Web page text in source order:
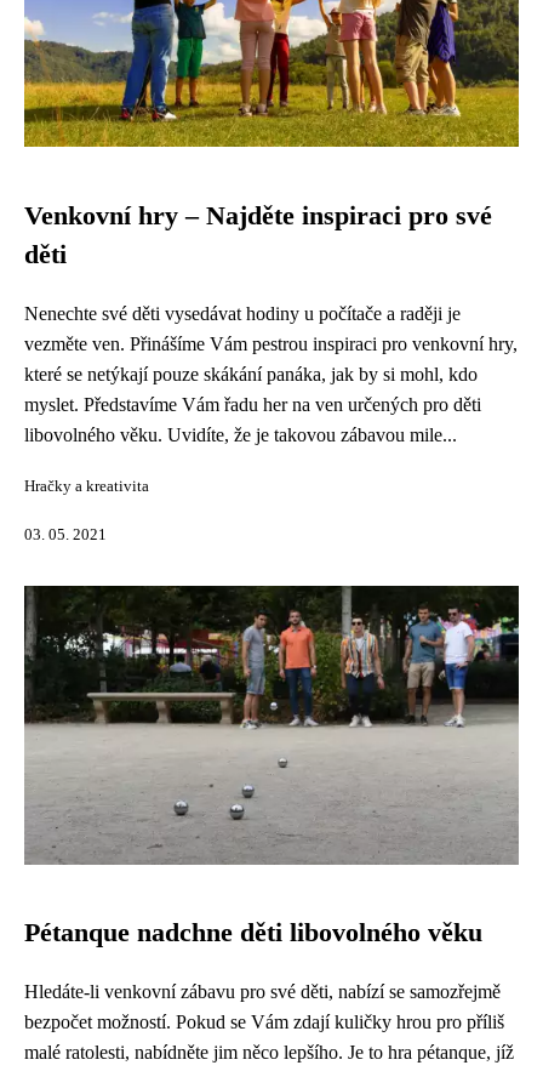
Venkovní hry – Najděte inspiraci pro své
děti
Nenechte své děti vysedávat hodiny u počítače a raději je
vezměte ven. Přinášíme Vám pestrou inspiraci pro venkovní hry,
které se netýkají pouze skákání panáka, jak by si mohl, kdo
myslet. Představíme Vám řadu her na ven určených pro děti
libovolného věku. Uvidíte, že je takovou zábavou mile...
Hračky a kreativita
03. 05. 2021
Pétanque nadchne děti libovolného věku
Hledáte-li venkovní zábavu pro své děti, nabízí se samozřejmě
bezpočet možností. Pokud se Vám zdají kuličky hrou pro příliš
malé ratolesti, nabídněte jim něco lepšího. Je to hra pétanque, jíž